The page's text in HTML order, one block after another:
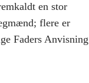
en stor
flere er
Faders Anvisning